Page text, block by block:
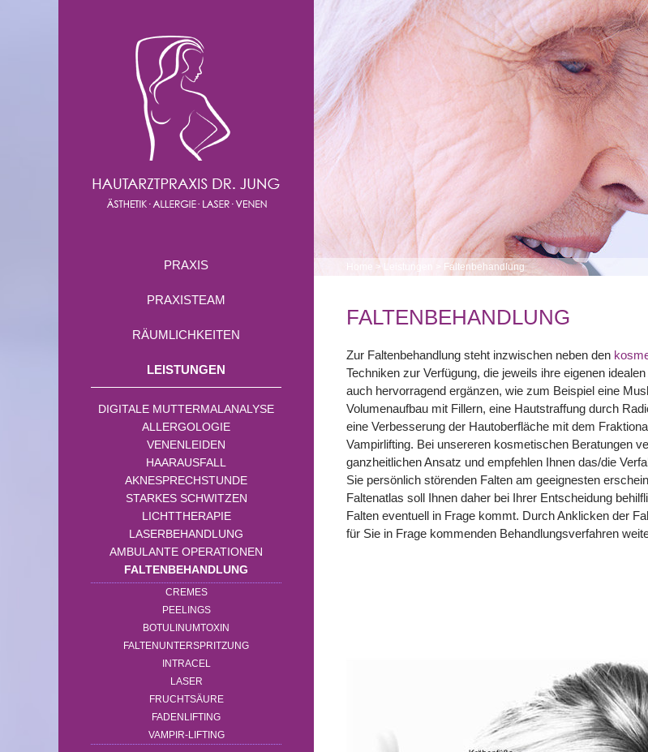
PRAXIS
PRAXISTEAM
RÄUMLICHKEITEN
LEISTUNGEN
DIGITALE MUTTERMALANALYSE
ALLERGOLOGIE
VENENLEIDEN
HAARAUSFALL
AKNESPRECHSTUNDE
STARKES SCHWITZEN
LICHTTHERAPIE
LASERBEHANDLUNG
AMBULANTE OPERATIONEN
FALTENBEHANDLUNG
CREMES
PEELINGS
BOTULINUMTOXIN
FALTENUNTERSPRITZUNG
INTRACEL
LASER
FRUCHTSÄURE
FADENLIFTING
VAMPIR-LIFTING
> Leistungen Faltenbehandlung
FALTENBEHANDLUNG
Zur Faltenbehandlung steht inzwischen neben den
Techniken zur Verfügung, die jeweils ihre eigenen
auch hervorragend ergänzen, wie zum Beispiel eine
Volumenaufbau mit Fillern, eine Hautstraffung durch
eine Verbesserung der Hautoberfläche mit dem
Vampirlifting. Bei unsereren kosmetischen Beratungen
ganzheitlichen Ansatz und empfehlen Ihnen das/die
Sie persönlich störenden Falten am geeignesten
Faltenatlas soll Ihnen daher bei Ihrer Entscheidung
Falten eventuell in Frage kommt. Durch Anklicken der
für Sie in Frage kommenden Behandlungsverfahren